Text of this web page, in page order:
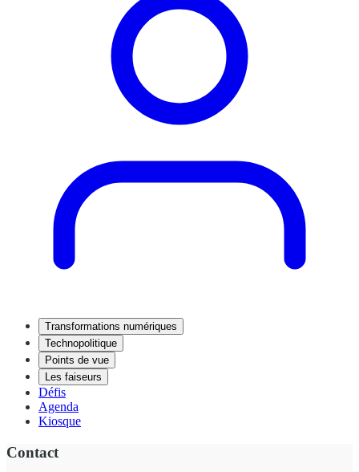
Transformations numériques
Technopolitique
Points de vue
Les faiseurs
Défis
Agenda
Kiosque
Contact